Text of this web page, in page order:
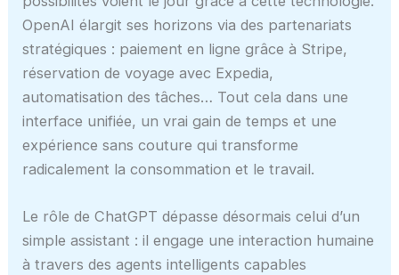
OpenAI élargit ses horizons via des partenariats
stratégiques : paiement en ligne grâce à Stripe,
réservation de voyage avec Expedia,
automatisation des tâches… Tout cela dans une
interface unifiée, un vrai gain de temps et une
expérience sans couture qui transforme
radicalement la consommation et le travail.
Le rôle de ChatGPT dépasse désormais celui d’un
simple assistant : il engage une interaction humaine
à travers des agents intelligents capables